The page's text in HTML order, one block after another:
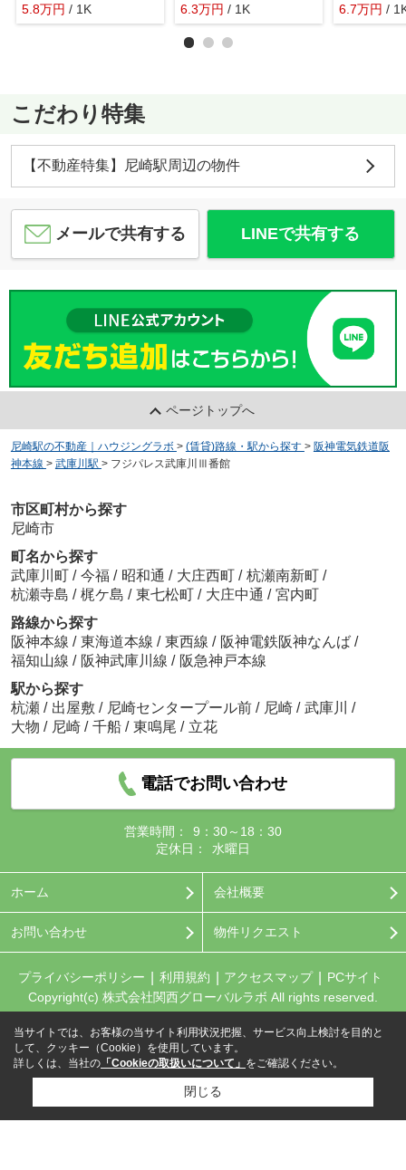
5.8万円 / 1K
6.3万円 / 1K
6.7万円 /
こだわり特集
【不動産特集】尼崎駅周辺の物件
メールで共有する LINEで共有する
ページトップへ
尼崎駅の不動産｜ハウジングラボ > (賃貸)路線・駅から探す > 阪神電気鉄道阪
神本線 > 武庫川駅 > フジパレス武庫川Ⅲ番館
市区町村から探す
尼崎市
町名から探す
武庫川町 / 今福 / 昭和通 / 大庄西町 / 杭瀬南新町 /
杭瀬寺島 / 梶ケ島 / 東七松町 / 大庄中通 / 宮内町
路線から探す
阪神本線 / 東海道本線 / 東西線 / 阪神電鉄阪神なんば /
福知山線 / 阪神武庫川線 / 阪急神戸本線
駅から探す
杭瀬 / 出屋敷 / 尼崎センタープール前 / 尼崎 / 武庫川
/
大物 / 尼崎 / 千船 / 東鳴尾 / 立花
電話でお問い合わせ
営業時間：
9：30～18：30
定休日：
水曜日
ホーム 会社概要
お問い合わせ 物件リクエスト
プライバシーポリシー 利用規約 アクセスマップ
PCサイト
Copyright(c) 株式会社関西グローバルラボ All rights reserved.
当サイトでは、お客様の当サイト利用状況把握、サービス向上検討を目的と
して、クッキー（Cookie）を使用しています。
詳しくは、当社の 「Cookieの取扱いについて」 をご確認ください。
閉じる